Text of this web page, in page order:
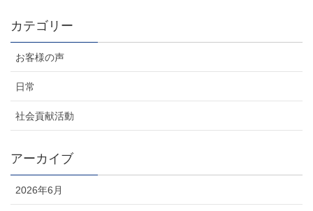
カテゴリー
お客様の声
日常
社会貢献活動
アーカイブ
2026年6月